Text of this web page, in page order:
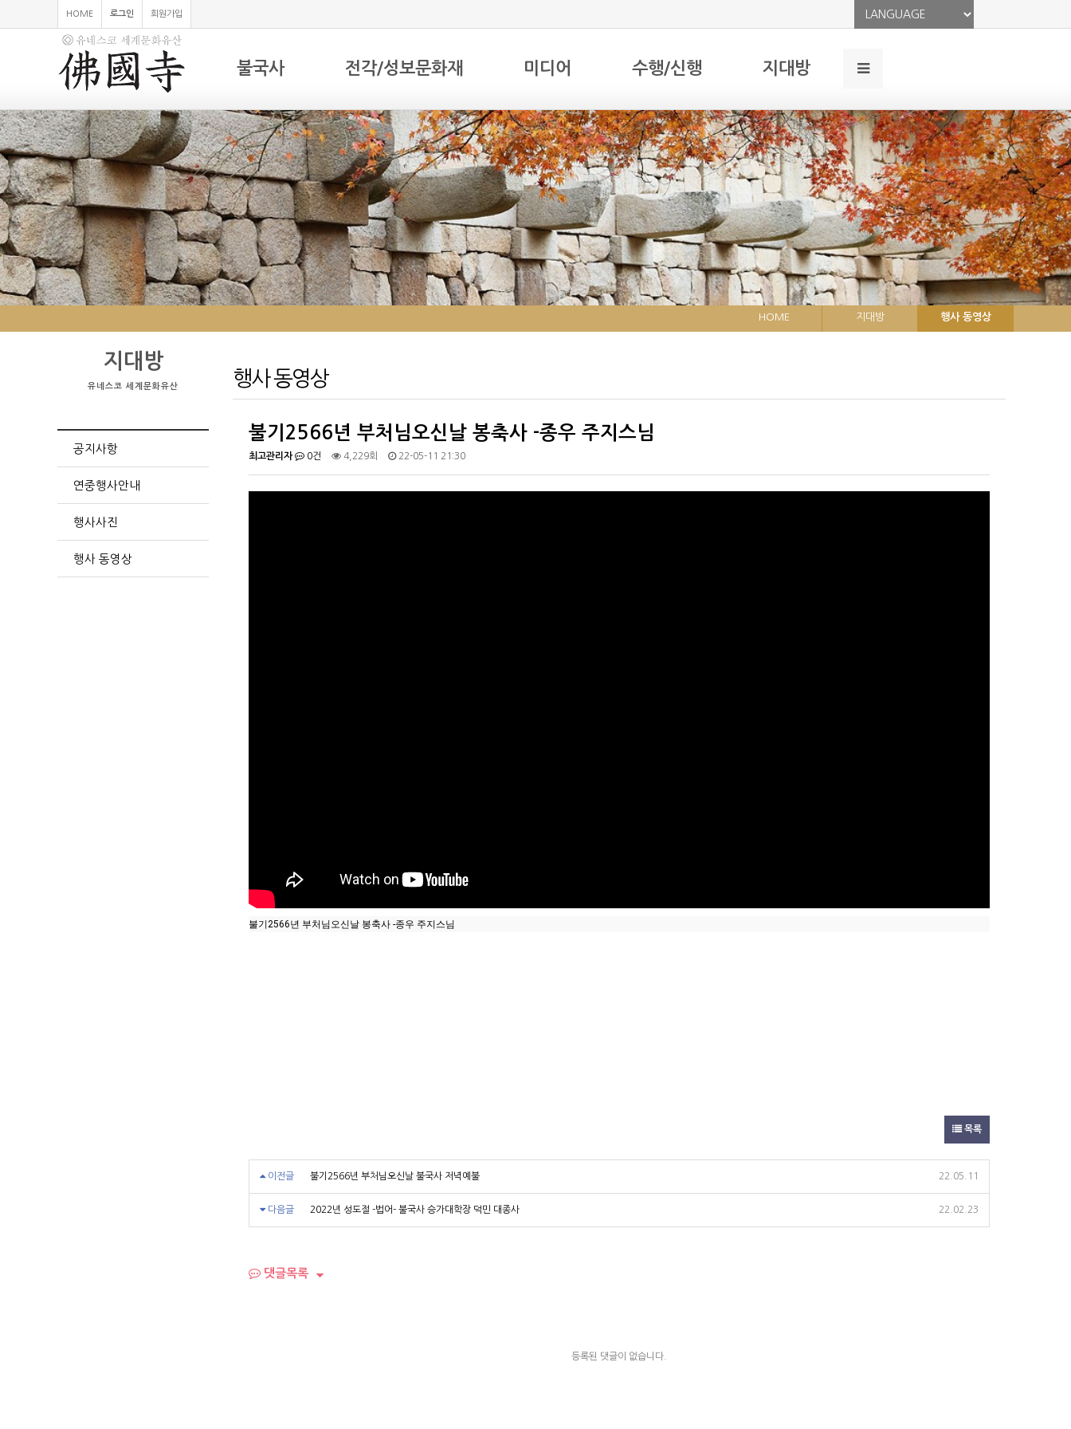
HOME 로그인 회원가입
불국사 전각/성보문화재 미디어 수행/신행 지대방
하위분류
행사 동영상
지대방
HOME
지대방
유네스코 세계문화유산
공지사항
연중행사안내
행사사진
행사 동영상
행사 동영상
불기2566년 부처님오신날 봉축사 -종우 주지스님
최고관리자 0건 4,229회 22-05-11 21:30
불기2566년 부처님오신날 봉축사 -종우 주지스님
목록
이전글 불기2566년 부처님오신날 불국사 저녁예불 22.05.11
다음글 2022년 성도절 -법어- 불국사 승가대학장 덕민 대종사 22.02.23
댓글목록
등록된 댓글이 없습니다.